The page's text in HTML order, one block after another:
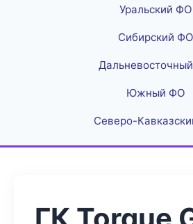
Уральский ФО
Сибирский ФО
Южный ФО
Северо-